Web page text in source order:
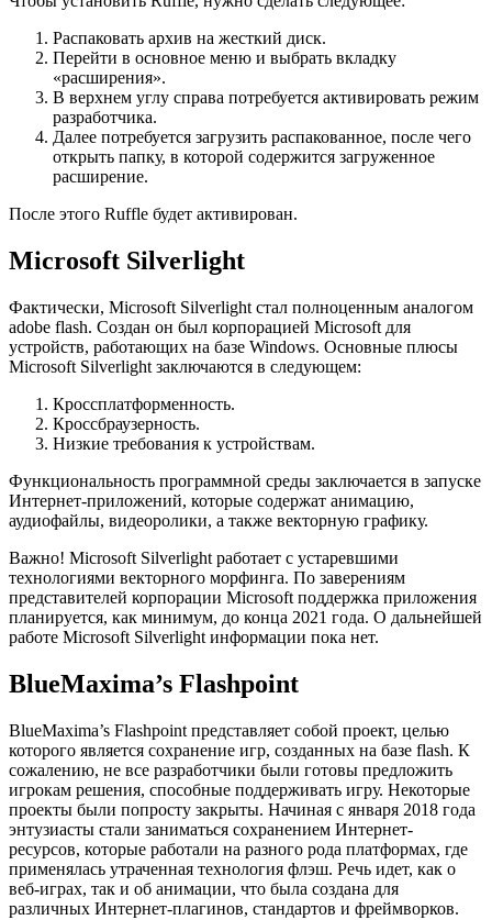
Распаковать архив на жесткий диск.
Перейти в основное меню и выбрать вкладку
«расширения».
В верхнем углу справа потребуется активировать режим
разработчика.
Далее потребуется загрузить распакованное, после чего
открыть папку, в которой содержится загруженное
расширение.
После этого Ruffle будет активирован.
Microsoft Silverlight
Фактически, Microsoft Silverlight стал полноценным аналогом
adobe flash. Создан он был корпорацией Microsoft для
устройств, работающих на базе Windows. Основные плюсы
Microsoft Silverlight заключаются в следующем:
Кроссплатформенность.
Кроссбраузерность.
Низкие требования к устройствам.
Функциональность программной среды заключается в запуске
Интернет-приложений, которые содержат анимацию,
аудиофайлы, видеоролики, а также векторную графику.
Важно! Microsoft Silverlight работает с устаревшими
технологиями векторного морфинга. По заверениям
представителей корпорации Microsoft поддержка приложения
планируется, как минимум, до конца 2021 года. О дальнейшей
работе Microsoft Silverlight информации пока нет.
BlueMaxima’s Flashpoint
BlueMaxima’s Flashpoint представляет собой проект, целью
которого является сохранение игр, созданных на базе flash. К
сожалению, не все разработчики были готовы предложить
игрокам решения, способные поддерживать игру. Некоторые
проекты были попросту закрыты. Начиная с января 2018 года
энтузиасты стали заниматься сохранением Интернет-
ресурсов, которые работали на разного рода платформах, где
применялась утраченная технология флэш. Речь идет, как о
веб-играх, так и об анимации, что была создана для
различных Интернет-плагинов, стандартов и фреймворков.